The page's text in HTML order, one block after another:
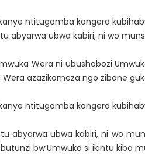
ntitugomba kongera
abyarwa ubwa kabiri, ni wo
Wera ni ubushobozi
Wera azazikomeza ngo zibone
ntitugomba kongera
abyarwa ubwa kabiri, ni wo
bw’Umwuka si ikintu kiba